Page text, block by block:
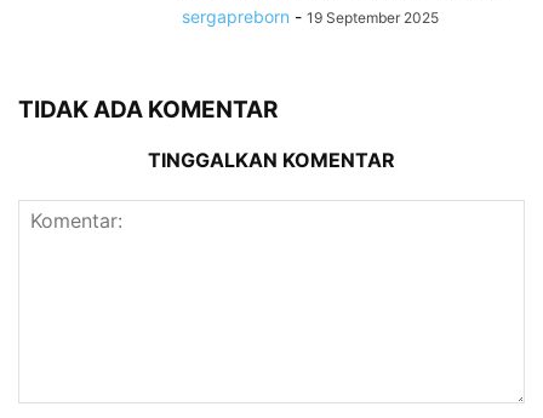
sergapreborn - 19 September 2025
TIDAK ADA KOMENTAR
TINGGALKAN KOMENTAR